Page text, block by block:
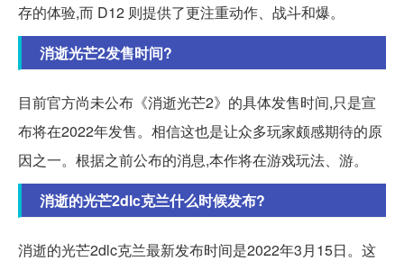
存的体验,而 D12 则提供了更注重动作、战斗和爆。
消逝光芒2发售时间?
目前官方尚未公布《消逝光芒2》的具体发售时间,只是宣
布将在2022年发售。相信这也是让众多玩家颇感期待的原
因之一。根据之前公布的消息,本作将在游戏玩法、游。
消逝的光芒2dlc克兰什么时候发布?
消逝的光芒2dlc克兰最新发布时间是2022年3月15日。这